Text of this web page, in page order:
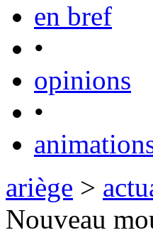
en bref
•
opinions
•
ariège >
Nouveau